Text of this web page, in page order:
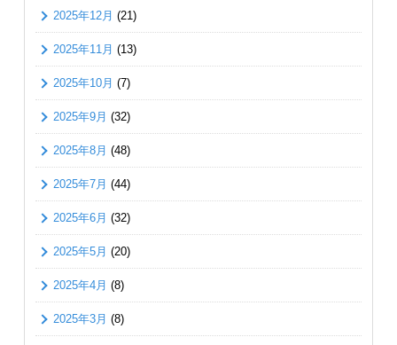
2025年12月 (21)
2025年11月 (13)
2025年10月 (7)
2025年9月 (32)
2025年8月 (48)
2025年7月 (44)
2025年6月 (32)
2025年5月 (20)
2025年4月 (8)
2025年3月 (8)